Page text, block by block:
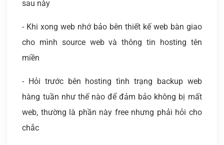
sau này
- Khi xong web nhớ bảo bên thiết kế web bàn giao
cho mình source web và thông tin hosting tên
miền
- Hỏi trước bên hosting tình trạng backup web
hàng tuần như thế nào để đảm bảo không bị mất
web, thường là phần này free nhưng phải hỏi cho
chắc